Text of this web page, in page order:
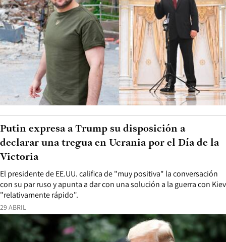
29 ABRIL
El presidente de EE.UU. califica de "muy positiva" la conversación
con su par ruso y apunta a dar con una solución a la guerra con Kiev
"relativamente rápido".
Putin expresa a Trump su disposición a
declarar una tregua en Ucrania por el Día de la
Victoria